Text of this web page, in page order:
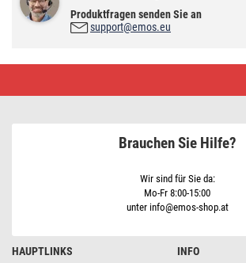
Produktfragen senden Sie an
support@emos.eu
Filament
HAUPTLINKS INFO
Brauchen Sie Hilfe?
Wir sind für Sie da:
Mo-Fr 8:00-15:00
unter info@emos-shop.at